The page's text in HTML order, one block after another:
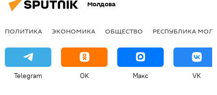
Молдова
ПОЛИТИКА ЭКОНОМИКА ОБЩЕСТВО РЕСПУБЛИКА
Telegram OK Макс VK